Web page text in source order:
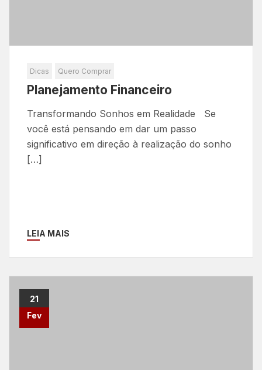
Dicas Quero Comprar
Planejamento Financeiro
Transformando Sonhos em Realidade Se
você está pensando em dar um passo
significativo em direção à realização do sonho
[…]
LEIA MAIS
21
Fev